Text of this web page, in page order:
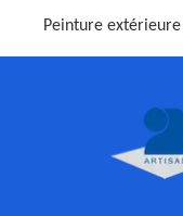
Peinture